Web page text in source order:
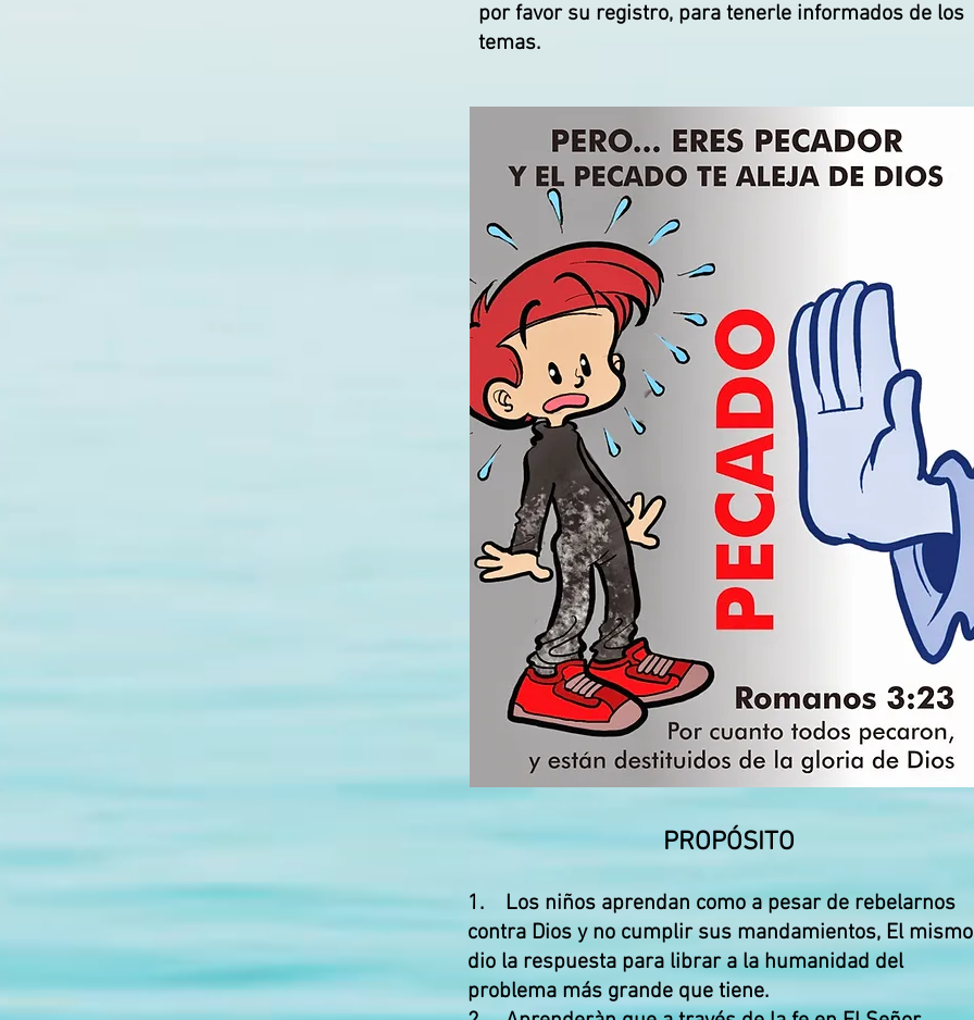
por favor su registro, para tenerle informados de los
temas.
PROPÓSITO
1. Los niños aprendan como a pesar de rebelarnos
contra Dios y no cumplir sus mandamientos, El mismo
dio la respuesta para librar a la humanidad del
problema más grande que tiene.